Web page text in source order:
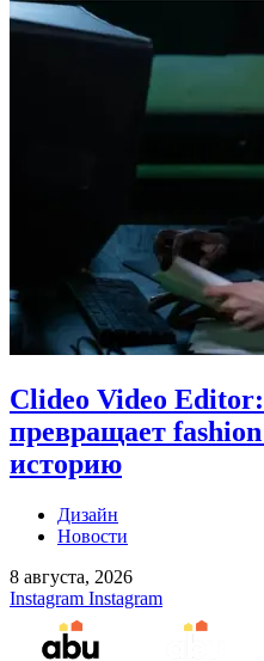
Clideo Video
превращает
историю
Дизайн
Новости
8 августа, 2026
Instagram Instagram